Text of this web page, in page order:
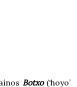
Botxo(‘hoyo’